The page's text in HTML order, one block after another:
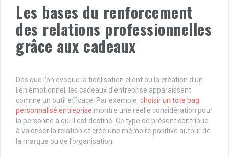
Les bases du renforcement
des relations professionnelles
grâce aux cadeaux
Dès que l’on évoque la fidélisation client ou la création d’un
lien émotionnel, les cadeaux d’entreprise apparaissent
comme un outil efficace. Par exemple, choisir un tote bag
personnalisé entreprise montre une réelle considération pour
la personne à qui il est destiné. Ce type de présent contribue
à valoriser la relation et crée une mémoire positive autour de
la marque ou de l’organisation.